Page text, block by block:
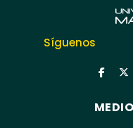
Síguenos